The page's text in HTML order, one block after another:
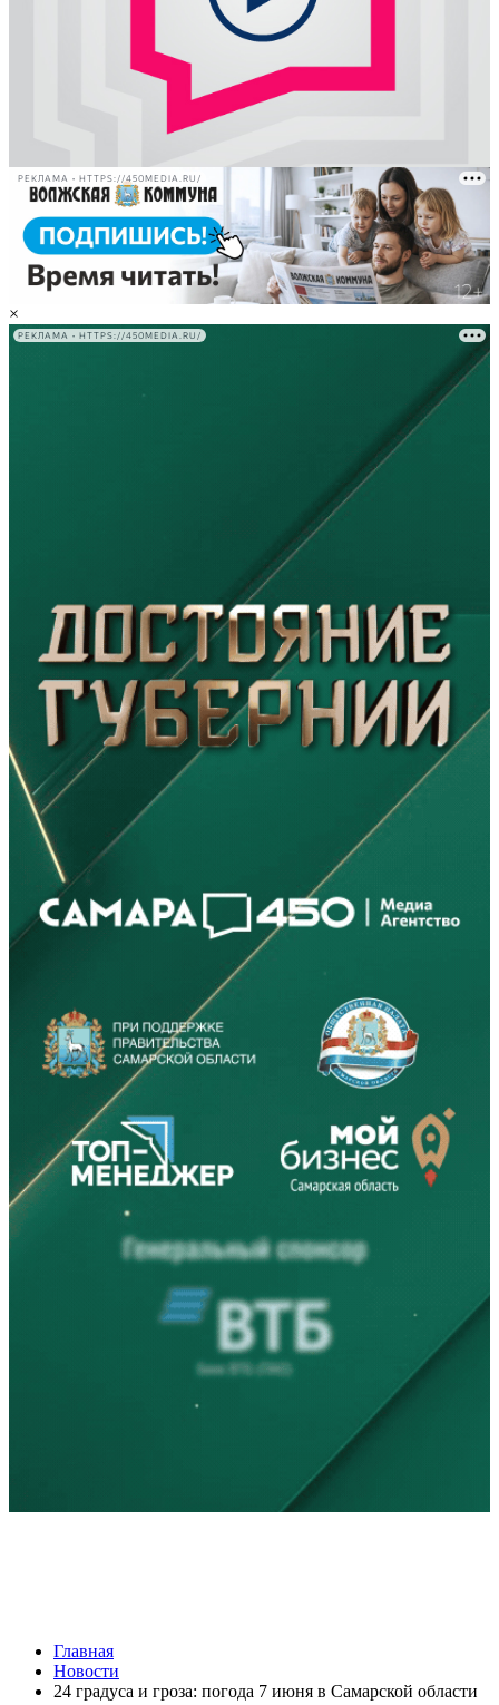
РЕКЛАМА • HTTPS://450MEDIA.RU/
×
РЕКЛАМА • HTTPS://450MEDIA.RU/
Вячеслав Федорищев – в топ-3 губернаторов по количеству
подписчиков в "МАКСе"
08.08.2026 | 20:01
Главная
Новости
24 градуса и гроза: погода 7 июня в Самарской области